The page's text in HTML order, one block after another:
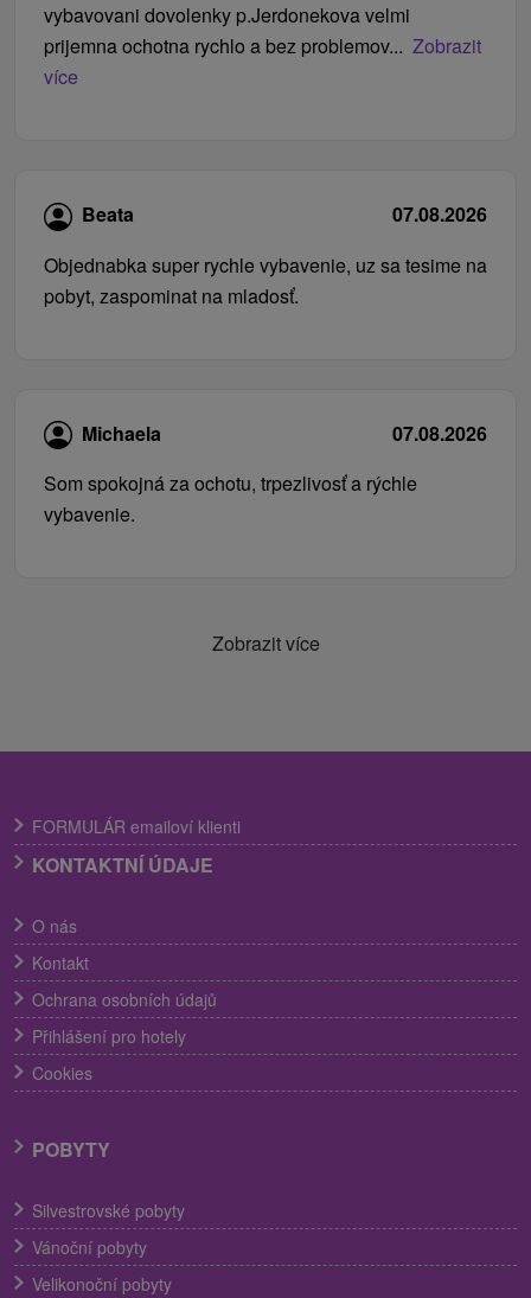
vybavovani dovolenky p.Jerdonekova velmi
prijemna ochotna rychlo a bez problemov... Zobrazit
více
Beata
07.08.2026
Objednabka super rychle vybavenie, uz sa tesime na
pobyt, zaspominat na mladosť.
Michaela
07.08.2026
Som spokojná za ochotu, trpezlivosť a rýchle
vybavenie.
Zobrazit více
FORMULÁR emailoví klienti
KONTAKTNÍ ÚDAJE
O nás
Kontakt
Ochrana osobních údajů
Přihlášení pro hotely
Cookies
POBYTY
Silvestrovské pobyty
Vánoční pobyty
Velikonoční pobyty